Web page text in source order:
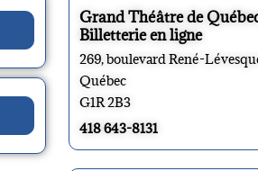
Grand Théâtre de
Billetterie en ligne
269, boulevard René-
Québec
G1R 2B3
418 643-8131